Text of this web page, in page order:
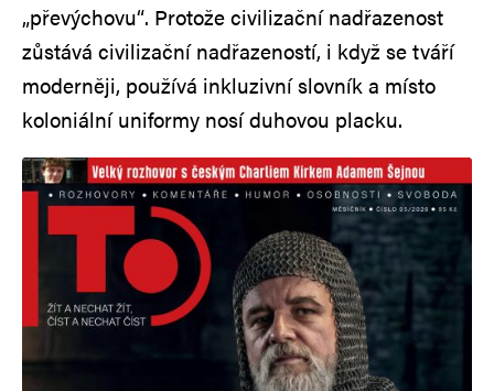
„převýchovu“. Protože civilizační nadřazenost
zůstává civilizační nadřazeností, i když se tváří
moderněji, používá inkluzivní slovník a místo
koloniální uniformy nosí duhovou placku.